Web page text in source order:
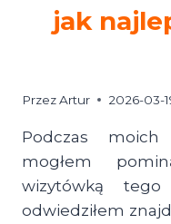
jak
PrzezArtur 2026-03-
Podczas
mogłem
wizytówką
odwiedziłem